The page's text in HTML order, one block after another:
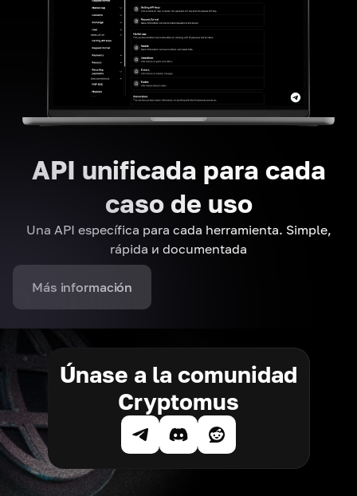
API unificada para cada
caso de uso
Una API específica para cada herramienta. Simple,
rápida и documentada
Más información
Únase a la comunidad
Cryptomus